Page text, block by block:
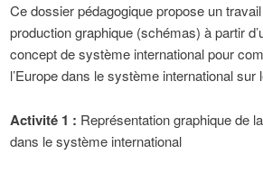
Ce dossier pédagogique propose un
production graphique (schémas) à partir
concept de système international pour
l’Europe dans le système international sur
Activité 1 : Représentation graphique de
dans le système international